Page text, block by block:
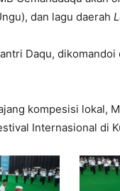
dan lagu daerah
Daqu,
kompesisi lokal,
Internasional di